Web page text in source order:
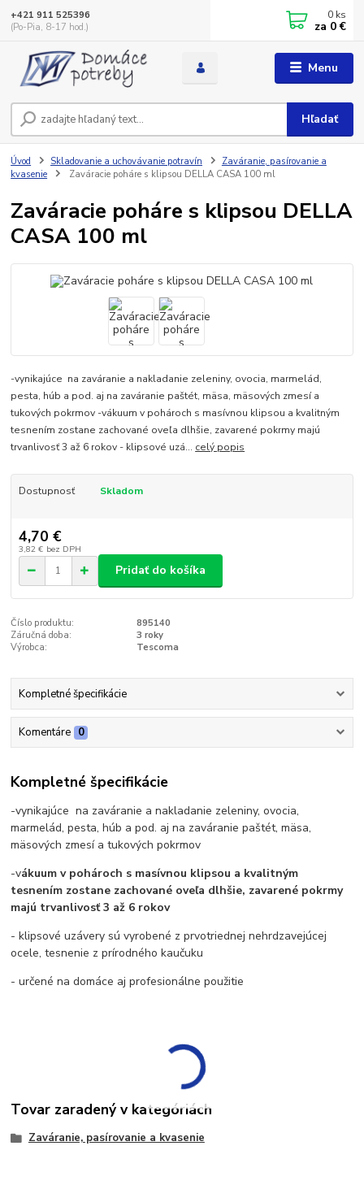
Menu
Hľadať
+421 911 525396
(Po-Pia, 8-17 hod.)
0 ks
za 0 €
Úvod Skladovanie a uchovávanie potravín
Zaváranie, pasírovanie a
kvasenie
Zaváracie poháre s klipsou DELLA CASA 100 ml
Zaváracie poháre s klipsou DELLA
CASA 100 ml
-vynikajúce na zaváranie a nakladanie zeleniny, ovocia, marmelád,
pesta, húb a pod. aj na zaváranie paštét, mäsa, mäsových zmesí a
tukových pokrmov -vákuum v pohároch s masívnou klipsou a kvalitným
tesnením zostane zachované oveľa dlhšie, zavarené pokrmy majú
trvanlivosť 3 až 6 rokov - klipsové uzá... celý popis
Dostupnosť Skladom
4,70 €
3,82 € bez DPH
Pridať do košíka
Číslo produktu:
895140
Záručná doba:
3 roky
Výrobca:
Tescoma
Kompletné špecifikácie
Komentáre 0
Kompletné špecifikácie
-vynikajúce na zaváranie a nakladanie zeleniny, ovocia,
marmelád, pesta, húb a pod. aj na zaváranie paštét, mäsa,
mäsových zmesí a tukových pokrmov
-vákuum v pohároch s masívnou klipsou a kvalitným
tesnením zostane zachované oveľa dlhšie, zavarené pokrmy
majú trvanlivosť 3 až 6 rokov
- klipsové uzávery sú vyrobené z prvotriednej nehrdzavejúcej
ocele, tesnenie z prírodného kaučuku
- určené na domáce aj profesionálne použitie
Tovar zaradený v kategóriách
Zaváranie, pasírovanie a kvasenie